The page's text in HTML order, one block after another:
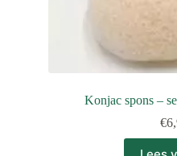
Konjac spons –
€